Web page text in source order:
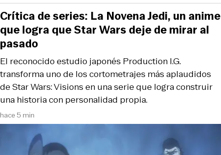
hace 5 min
El reconocido estudio japonés Production I.G.
transforma uno de los cortometrajes más aplaudidos
de Star Wars: Visions en una serie que logra construir
una historia con personalidad propia.
Crítica de series: La Novena Jedi, un anime
que logra que Star Wars deje de mirar al
pasado